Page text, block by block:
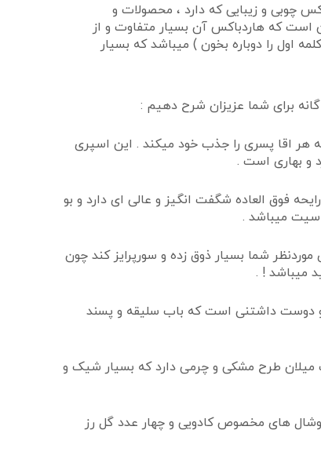
چوبی و زیبایی که دارد ، محصولات و
که هاردباکس آن بسیار متفاوت و از
را دوباره بخون ) میباشد که بسیار
برای شما عزیزان شرح دهیم :
هر اقا پسری را جذب خود میکند . این اسپری
میکنید ، تنها شیشه عطر این ادکلن بسیار چشم گیر ، شیک و دوست داشتنی میباشد ! این ادکلن 25 میل رایحه فوق العاده شگفت انگیز و عالی ای دارد و بو
شما بسیار ذوق زده و سورپرایز کند چون
میباشد ! .
و دوست داشتنی است که باب سلیقه و پسند
میلان طرح مشکی و چرمی دارد که بسیار شیک و
های مخصوص کادویی و چهار عدد گل رز